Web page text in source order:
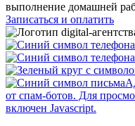
выполнение домашней
Записаться и оплатить
от спам-ботов. Для
включен Javascript.